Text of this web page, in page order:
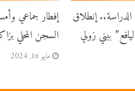
إنطلاق
ببني زولي
إفطار جماعي
السجن المحلي
مايو 16, 2024